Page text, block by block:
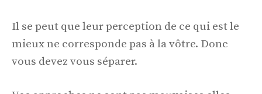
Il se peut que leur perception de ce qui est le
mieux ne corresponde pas à la vôtre. Donc
vous devez vous séparer.